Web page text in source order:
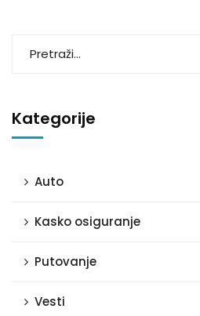
Kategorije
Auto
Kasko osiguranje
Putovanje
Vesti